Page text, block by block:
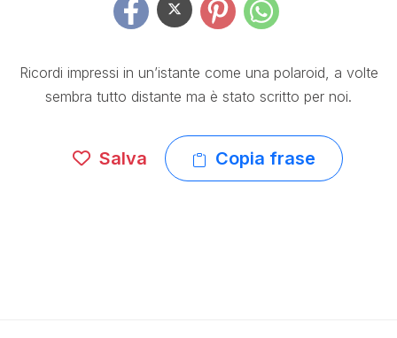
Ricordi impressi in un’istante come una polaroid, a volte
sembra tutto distante ma è stato scritto per noi.
Salva Copia frase